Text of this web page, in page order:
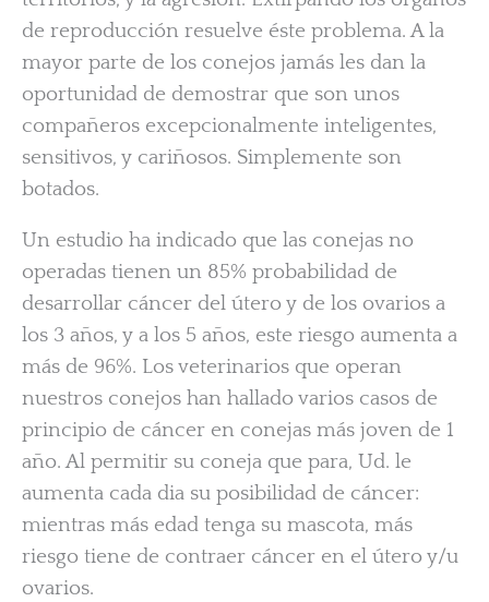
de reproducción resuelve éste problema. A la
mayor parte de los conejos jamás les dan la
oportunidad de demostrar que son unos
compañeros excepcionalmente inteligentes,
sensitivos, y cariñosos. Simplemente son
botados.
Un estudio ha indicado que las conejas no
operadas tienen un 85% probabilidad de
desarrollar cáncer del útero y de los ovarios a
los 3 años, y a los 5 años, este riesgo aumenta a
más de 96%. Los veterinarios que operan
nuestros conejos han hallado varios casos de
principio de cáncer en conejas más joven de 1
año. Al permitir su coneja que para, Ud. le
aumenta cada dia su posibilidad de cáncer:
mientras más edad tenga su mascota, más
riesgo tiene de contraer cáncer en el útero y/u
ovarios.